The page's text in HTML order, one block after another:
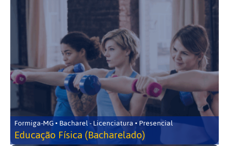
Formiga-MG • Bacharel - Licenciatura • Presencial
Educação Física (Bacharelado)